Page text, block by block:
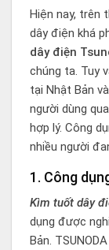
Hiện nay, trên
dây điện khá
dây điện
chúng ta. Tuy
tại Nhật Bản
người dùng
hợp lý. Công
nhiều người
1. Công
Kìm tuốt dây
dụng được
Bản.